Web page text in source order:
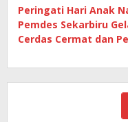
Peringati Hari Anak
Pemdes Sekarbiru
Cerdas Cermat dan